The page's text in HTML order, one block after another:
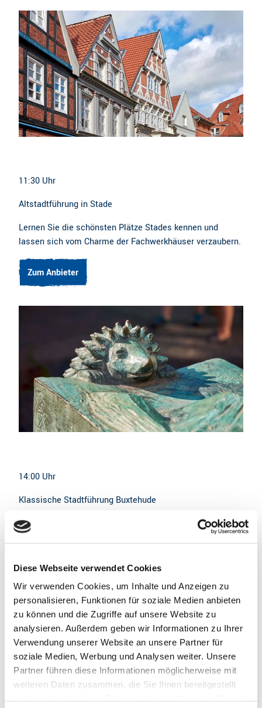
Diese Webseite verwendet Cookies
Wir verwenden Cookies, um Inhalte und Anzeigen zu
personalisieren, Funktionen für soziale Medien anbieten
zu können und die Zugriffe auf unsere Website zu
analysieren. Außerdem geben wir Informationen zu Ihrer
Verwendung unserer Website an unsere Partner für
soziale Medien, Werbung und Analysen weiter. Unsere
Partner führen diese Informationen möglicherweise mit
weiteren Daten zusammen, die Sie Ihnen bereitgestellt
11:30 Uhr
Altstadtführung in Stade
Lernen Sie die schönsten Plätze Stades kennen und
lassen sich vom Charme der Fachwerkhäuser verzaubern.
Zum Anbieter
14:00 Uhr
Klassische Stadtführung Buxtehude
Entdecken Sie die historische Altstadt und erfahren Sie
Spannendes über die Hansestadt und ihre Geschichte.
Zum Anbieter